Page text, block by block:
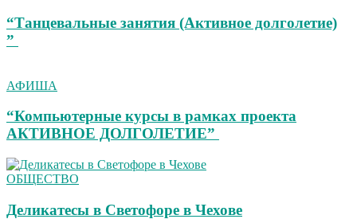
“Танцевальные занятия (Активное долголетие)
”
АФИША
“Компьютерные курсы в рамках проекта
АКТИВНОЕ ДОЛГОЛЕТИЕ”
ОБЩЕСТВО
Деликатесы в Светофоре в Чехове